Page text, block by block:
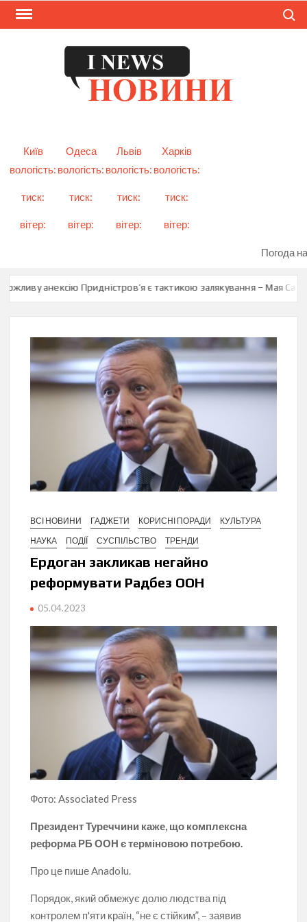
Skip
Київ
Одеса Львів
Харків
вологість:
тиск:
вітер:
вологість:
тиск:
вітер:
вологість:
тиск:
вітер:
вологість:
тиск:
вітер:
Погода
анексію Придністров’я є тактикою залякування – Мая Санду
ВСІ НОВИНИ ГАДЖЕТИ КОРИСНІ ПОРАДИ
КУЛЬТУРА
НАУКА
ПОДІЇ СУСПІЛЬСТВО ТРЕНДИ
Ердоган закликав негайно
реформувати Радбез ООН
05.04.2023
Фото: Associated Press
Президент Туреччини каже, що комплексна
реформа РБ ООН є терміновою потребою.
Про це пише Anadolu.
Порядок, який обмежує долю людства під
контролем п'яти країн, “не є стійким”, – заявив